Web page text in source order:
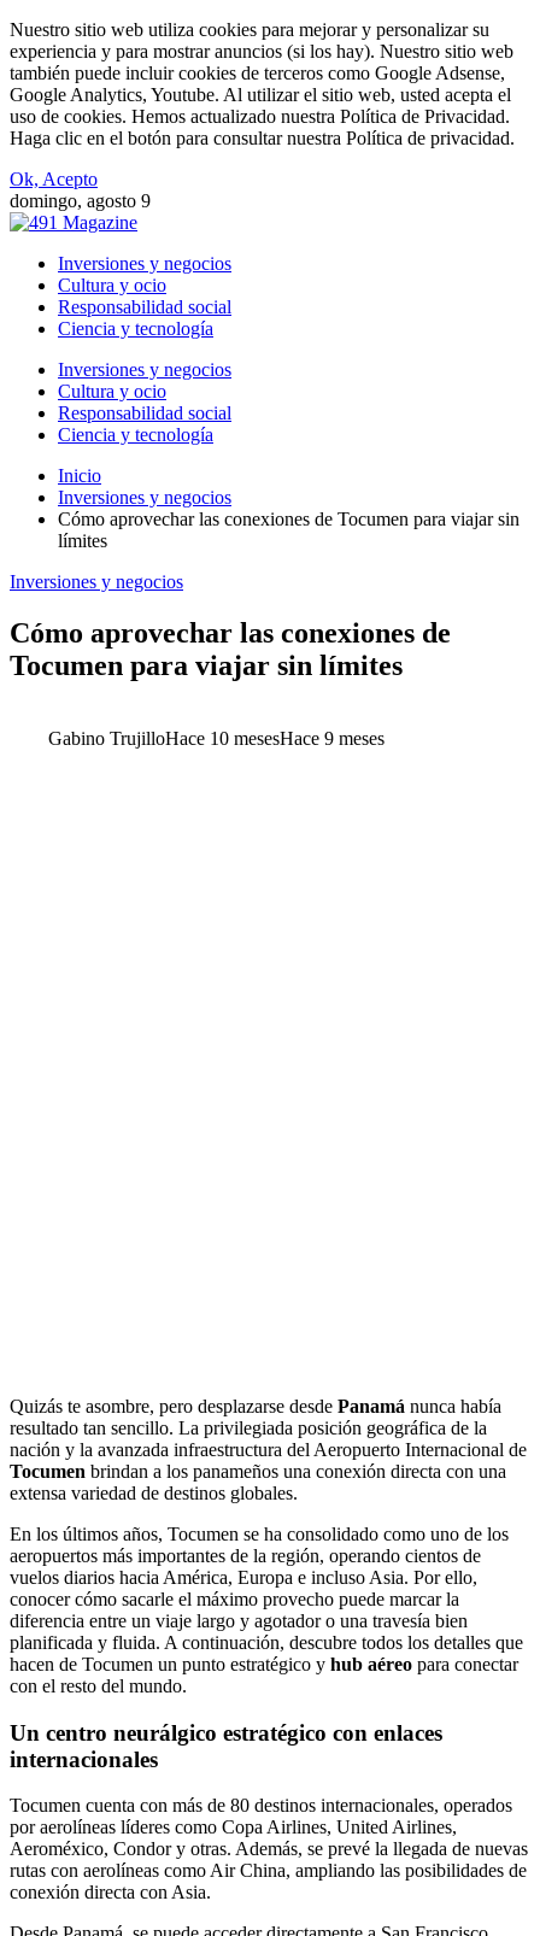
Nuestro sitio web utiliza cookies para mejorar y personalizar su
experiencia y para mostrar anuncios (si los hay). Nuestro sitio web
también puede incluir cookies de terceros como Google Adsense,
Google Analytics, Youtube. Al utilizar el sitio web, usted acepta el
uso de cookies. Hemos actualizado nuestra Política de Privacidad.
Haga clic en el botón para consultar nuestra Política de privacidad.
Ok, Acepto
domingo, agosto 9
Inversiones y negocios
Cultura y ocio
Responsabilidad social
Ciencia y tecnología
Inversiones y negocios
Cultura y ocio
Responsabilidad social
Ciencia y tecnología
Inicio
Inversiones y negocios
Cómo aprovechar las conexiones de Tocumen para viajar sin
límites
Inversiones y negocios
Cómo aprovechar las conexiones de
Tocumen para viajar sin límites
Gabino TrujilloHace 10 mesesHace 9 meses
Quizás te asombre, pero desplazarse desde Panamá nunca había
resultado tan sencillo. La privilegiada posición geográfica de la
nación y la avanzada infraestructura del Aeropuerto Internacional de
Tocumen brindan a los panameños una conexión directa con una
extensa variedad de destinos globales.
En los últimos años, Tocumen se ha consolidado como uno de los
aeropuertos más importantes de la región, operando cientos de
vuelos diarios hacia América, Europa e incluso Asia. Por ello,
conocer cómo sacarle el máximo provecho puede marcar la
diferencia entre un viaje largo y agotador o una travesía bien
planificada y fluida. A continuación, descubre todos los detalles que
hacen de Tocumen un punto estratégico y hub aéreo para conectar
con el resto del mundo.
Un centro neurálgico estratégico con enlaces
internacionales
Tocumen cuenta con más de 80 destinos internacionales, operados
por aerolíneas líderes como Copa Airlines, United Airlines,
Aeroméxico, Condor y otras. Además, se prevé la llegada de nuevas
rutas con aerolíneas como Air China, ampliando las posibilidades de
conexión directa con Asia.